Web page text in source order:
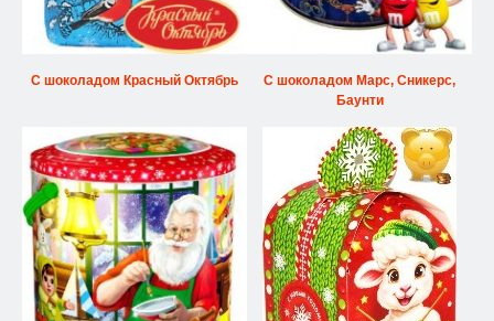
С шоколадом Красный Октябрь
С шоколадом Марс, Сникерс,
Баунти